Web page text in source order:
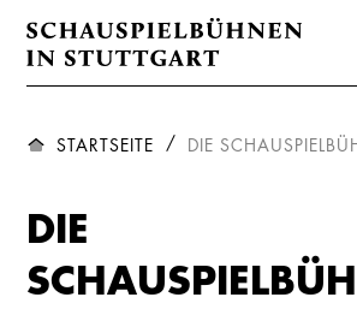
STARTSEITE DIE
DIE